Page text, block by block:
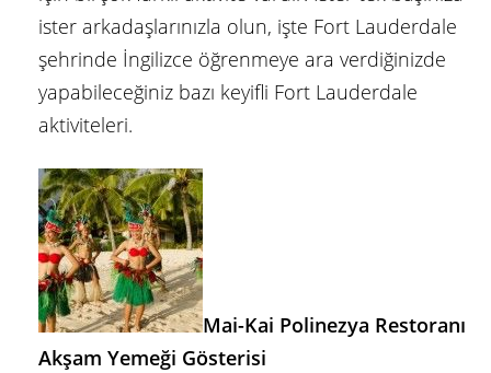
ister arkadaşlarınızla olun, işte Fort Lauderdale
şehrinde İngilizce öğrenmeye ara verdiğinizde
yapabileceğiniz bazı keyifli Fort Lauderdale
aktiviteleri.
Mai-Kai Polinezya Restoranı
Akşam Yemeği Gösterisi